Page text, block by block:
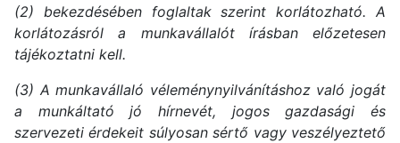
(2) bekezdésében foglaltak szerint korlátozható. A
korlátozásról a munkavállalót írásban előzetesen
tájékoztatni kell.
(3) A munkavállaló véleménynyilvánításhoz való jogát
a munkáltató jó hírnevét, jogos gazdasági és
szervezeti érdekeit súlyosan sértő vagy veszélyeztető